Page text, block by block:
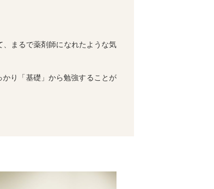
まるで薬剤師になれたような気
り「基礎」から勉強することが